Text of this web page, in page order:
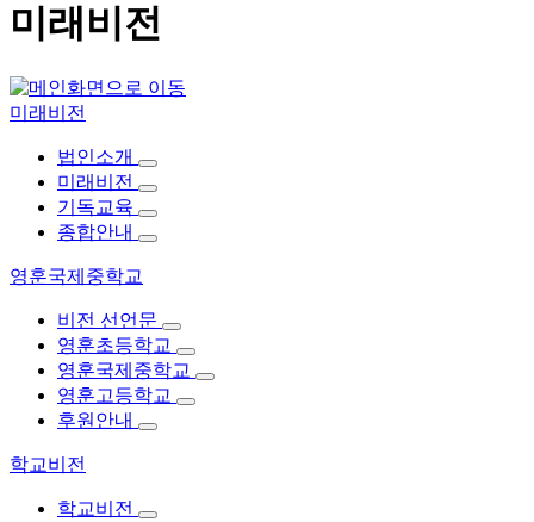
미래비전
미래비전
법인소개
미래비전
기독교육
종합안내
영훈국제중학교
비전 선언문
영훈초등학교
영훈국제중학교
영훈고등학교
후원안내
학교비전
학교비전